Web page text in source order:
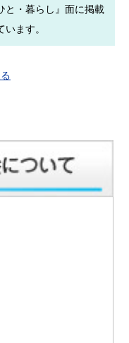
と・暮らし』面に掲載
ます。